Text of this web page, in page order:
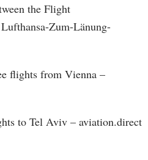
the Flight
Zum-Länung-
flights from Vienna –
to Tel Aviv – aviation.direct